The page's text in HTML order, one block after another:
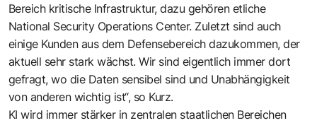
Bereich kritische Infrastruktur, dazu gehören etliche
National Security Operations Center. Zuletzt sind auch
einige Kunden aus dem Defensebereich dazukommen, der
aktuell sehr stark wächst. Wir sind eigentlich immer dort
gefragt, wo die Daten sensibel sind und Unabhängigkeit
von anderen wichtig ist“, so Kurz.
KI wird immer stärker in zentralen staatlichen Bereichen